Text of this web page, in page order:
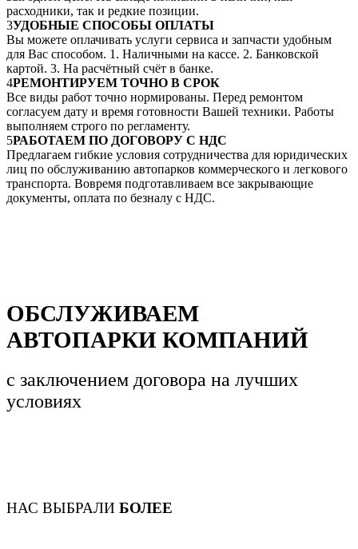
расходники, так и редкие позиции.
3УДОБНЫЕ СПОСОБЫ ОПЛАТЫ
Вы можете оплачивать услуги сервиса и запчасти удобным
для Вас способом. 1. Наличными на кассе. 2. Банковской
картой. 3. На расчётный счёт в банке.
4РЕМОНТИРУЕМ ТОЧНО В СРОК
Все виды работ точно нормированы. Перед ремонтом
согласуем дату и время готовности Вашей техники. Работы
выполняем строго по регламенту.
5РАБОТАЕМ ПО ДОГОВОРУ С НДС
Предлагаем гибкие условия сотрудничества для юридических
лиц по обслуживанию автопарков коммерческого и легкового
транспорта. Вовремя подготавливаем все закрывающие
документы, оплата по безналу с НДС.
ОБСЛУЖИВАЕМ
АВТОПАРКИ КОМПАНИЙ
с заключением договора на лучших
условиях
НАС ВЫБРАЛИ БОЛЕЕ